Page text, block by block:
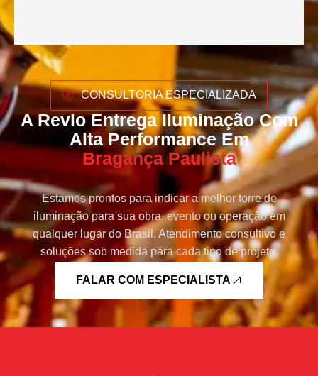
CONSULTORIA ESPECIALIZADA
A Revlo Entrega Iluminação Com
Alta Performance Em
Bragança Paulista
Estamos prontos para indicar a melhor torre de
iluminação para sua obra, evento ou operação em
qualquer lugar do Brasil. Atendimento consultivo e
soluções sob medida para cada tipo de projeto.
FALAR COM ESPECIALISTA